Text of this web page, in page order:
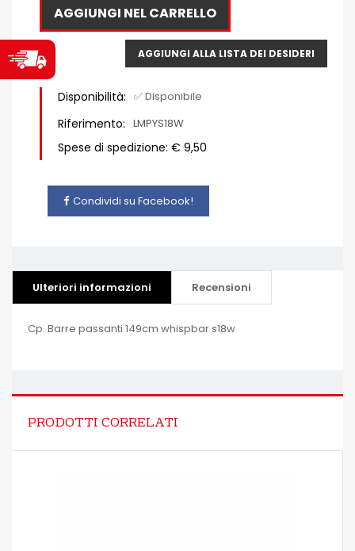
AGGIUNGI NEL CARRELLO
AGGIUNGI ALLA LISTA DEI DESIDERI
Disponibilità: ✅ Disponibile
Riferimento: LMPYS18W
Spese di spedizione: € 9,50
Condividi su Facebook!
Ulteriori informazioni Recensioni
Cp. Barre passanti 149cm whispbar s18w
PRODOTTI CORRELATI